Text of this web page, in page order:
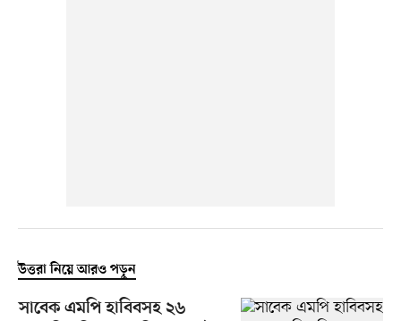
উত্তরা নিয়ে আরও পড়ুন
সাবেক এমপি হাবিবসহ ২৬